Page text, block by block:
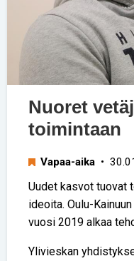
Nuoret
toimintaan
Vapaa-aika •
Uudet kasvot tuovat
ideoita. Oulu-
vuosi 2019 alkaa
Ylivieskan